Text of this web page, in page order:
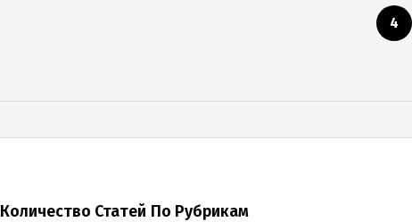
4
Количество Статей По Рубрикам